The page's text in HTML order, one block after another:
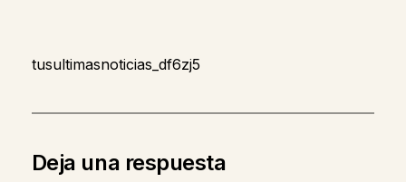
tusultimasnoticias_df6zj5
Deja una respuesta